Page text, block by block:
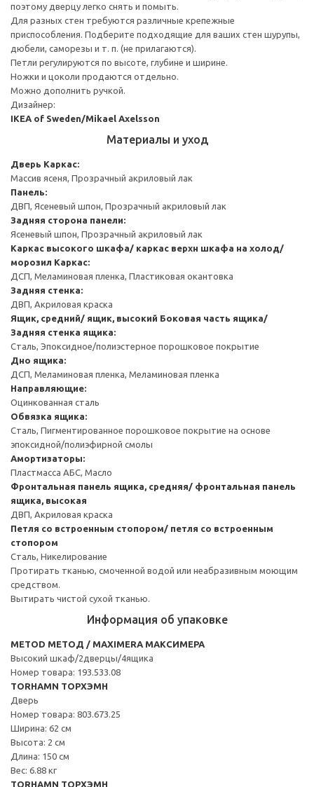
поэтому дверцу легко снять и помыть.
Для разных стен требуются различные крепежные
приспособления. Подберите подходящие для ваших стен шурупы,
дюбели, саморезы и т. п. (не прилагаются).
Петли регулируются по высоте, глубине и ширине.
Ножки и цоколи продаются отдельно.
Можно дополнить ручкой.
Дизайнер:
IKEA of Sweden/Mikael Axelsson
Материалы и уход
Дверь Каркас:
Массив ясеня, Прозрачный акриловый лак
Панель:
ДВП, Ясеневый шпон, Прозрачный акриловый лак
Задняя сторона панели:
Ясеневый шпон, Прозрачный акриловый лак
Каркас высокого шкафа/ каркас верхн шкафа на холод/
морозил Каркас:
ДСП, Меламиновая пленка, Пластиковая окантовка
Задняя стенка:
ДВП, Акриловая краска
Ящик, средний/ ящик, высокий Боковая часть ящика/
Задняя стенка ящика:
Сталь, Эпоксидное/полиэстерное порошковое покрытие
Дно ящика:
ДСП, Меламиновая пленка, Меламиновая пленка
Направляющие:
Оцинкованная сталь
Обвязка ящика:
Сталь, Пигментированное порошковое покрытие на основе
эпоксидной/полиэфирной смолы
Амортизаторы:
Пластмасса АБС, Масло
Фронтальная панель ящика, средняя/ фронтальная панель
ящика, высокая
ДВП, Акриловая краска
Петля со встроенным стопором/ петля со встроенным
стопором
Сталь, Никелирование
Протирать тканью, смоченной водой или неабразивным моющим
средством.
Вытирать чистой сухой тканью.
Информация об упаковке
METOD МЕТОД / MAXIMERA МАКСИМЕРА
Высокий шкаф/2дверцы/4ящика
Номер товара: 193.533.08
TORHAMN ТОРХЭМН
Дверь
Номер товара: 803.673.25
Ширина: 62 см
Высота: 2 см
Длина: 150 см
Вес: 6.88 кг
TORHAMN ТОРХЭМН